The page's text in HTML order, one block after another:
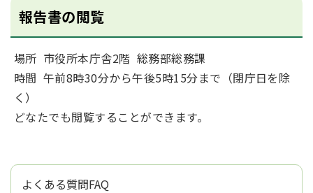
報告書の閲覧
場所 市役所本庁舎2階 総務部総務課
時間 午前8時30分から午後5時15分まで（閉庁日を除
く）
どなたでも閲覧することができます。
よくある質問FAQ